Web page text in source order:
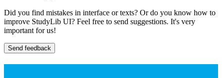
Did you find mistakes in interface or texts? Or do you know how to
improve StudyLib UI? Feel free to send suggestions. It's very
important for us!
Send feedback